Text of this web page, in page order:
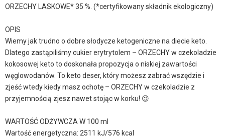
ORZECHY LASKOWE* 35 %. (*certyfikowany składnik ekologiczny)
OPIS
Wiemy jak trudno o dobre słodycze ketogeniczne na diecie keto.
Dlatego zastąpiliśmy cukier erytrytolem – ORZECHY w czekoladzie
kokosowej keto to doskonała propozycja o niskiej zawartości
węglowodanów. To keto deser, który możesz zabrać wszędzie i
zjeść wtedy kiedy masz ochotę – ORZECHY w czekoladzie z
przyjemnością zjesz nawet stojąc w korku! 😉
WARTOŚĆ ODŻYWCZA W 100 ml
Wartość energetyczna: 2511 kJ/576 kcal